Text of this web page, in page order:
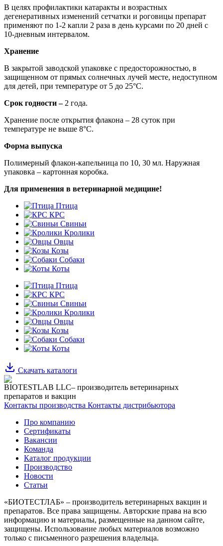
В целях профилактики катаракты и возрастных
дегенеративных изменений сетчатки и роговицы препарат
применяют по 1-2 капли 2 раза в день курсами по 20 дней с
10-дневным интервалом.
Хранение
В закрытой заводской упаковке с предосторожностью, в
защищенном от прямых солнечных лучей месте, недоступном
для детей, при температуре от 5 до 25°С.
Срок годности – 2 года.
Хранение после открытия флакона – 28 суток при
температуре не выше 8°С.
Форма выпуска
Полимерный флакон-капельница по 10, 30 мл. Наружная
упаковка – картонная коробка.
Для применения в ветеринарной медицине!
Птица
КРС
Свиньи
Кролики
Овцы
Козы
Собаки
Коты
Птица
КРС
Свиньи
Кролики
Овцы
Козы
Собаки
Коты
Скачать каталоги
BIOTESTLAB LLC– производитель ветеринарных
препаратов и вакцин
Контакты производства Контакты дистрибьютора
Про компанию
Сертификаты
Вакансии
Команда
Каталог продукции
Производство
Новости
Статьи
«БИОТЕСТЛАБ» – производитель ветеринарных вакцин и
препаратов. Все права защищены. Авторские права на всю
информацию и материалы, размещенные на данном сайте,
защищены. Использование любых материалов возможно
только с письменного разрешения владельца.